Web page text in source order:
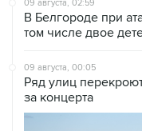
09 августа, 02:59
В Белгороде при
том числе двое
09 августа, 00:05
Ряд улиц
за концерта